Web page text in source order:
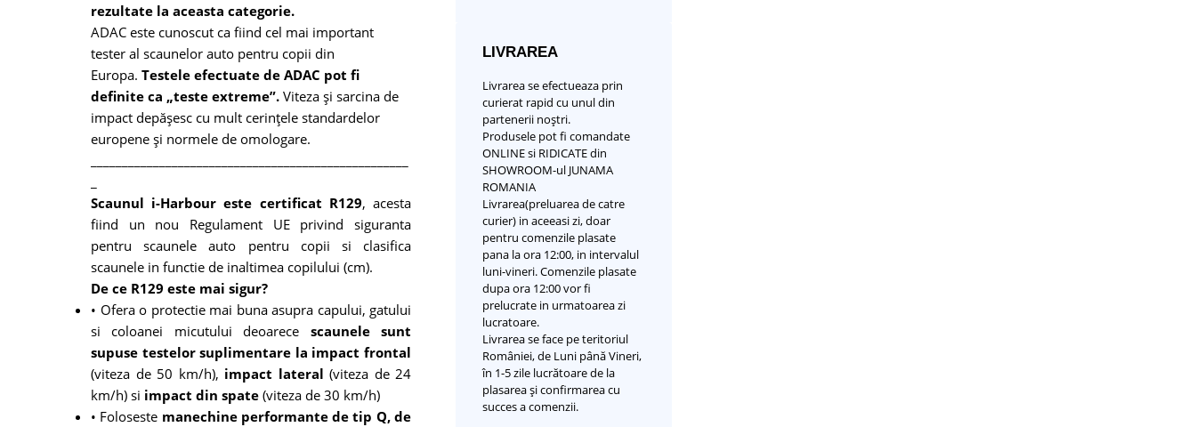
rezultate la aceasta categorie.
ADAC este cunoscut ca fiind cel mai important
tester al scaunelor auto pentru copii din
Europa. Testele efectuate de ADAC pot fi
definite ca „teste extreme”. Viteza și sarcina de
impact depășesc cu mult cerințele standardelor
europene și normele de omologare.
Scaunul i-Harbour este certificat R129, acesta
fiind un nou Regulament UE privind siguranta
pentru scaunele auto pentru copii si clasifica
scaunele in functie de inaltimea copilului (cm).
De ce R129 este mai sigur?
• Ofera o protectie mai buna asupra capului, gatului
si coloanei micutului deoarece scaunele sunt
supuse testelor suplimentare la impact frontal
(viteza de 50 km/h), impact lateral (viteza de 24
km/h) si impact din spate (viteza de 30 km/h)
• Foloseste manechine performante de tip Q, de
LIVRAREA
Livrarea se efectueaza prin
curierat rapid cu unul din
partenerii noștri.
Produsele pot fi comandate
ONLINE si RIDICATE din
SHOWROOM-ul JUNAMA
ROMANIA
Livrarea(preluarea de catre
curier) in aceeasi zi, doar
pentru comenzile plasate
pana la ora 12:00, in intervalul
luni-vineri. Comenzile plasate
dupa ora 12:00 vor fi
prelucrate in urmatoarea zi
lucratoare.
Livrarea se face pe teritoriul
României, de Luni până Vineri,
în 1-5 zile lucrătoare de la
plasarea și confirmarea cu
succes a comenzii.